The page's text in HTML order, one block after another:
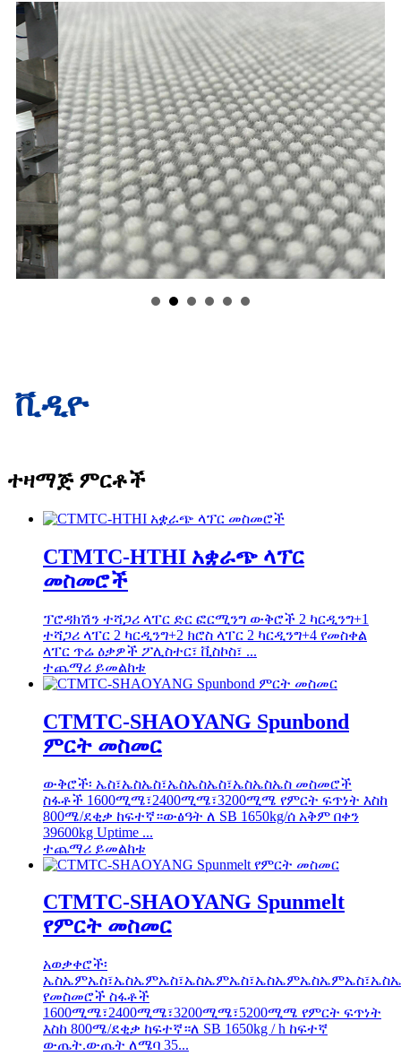
ቪዲዮ
ተዛማጅ ምርቶች
CTMTC-HTHI አቋራጭ ላፕር
መስመሮች
ፕሮዳክሽን ተሻጋሪ ላፐር ድር ፎርሚንግ ውቅሮች 2 ካርዲንግ+1
ተሻጋሪ ላፐር 2 ካርዲንግ+2 ክሮስ ላፐር 2 ካርዲንግ+4 የመስቀል
ላፐር ጥሬ ዕቃዎች ፖሊስተር፣ ቪስኮስ፣ ...
ተጨማሪ ይመልከቱ
CTMTC-SHAOYANG Spunbond
ምርት መስመር
ውቅሮች፡ ኤስ፣ኤስኤስ፣ኤስኤስኤስ፣ኤስኤስኤስ መስመሮች
ስፋቶች 1600ሚሜ፣2400ሚሜ፣3200ሚሜ የምርት ፍጥነት እስከ
800ሜ/ደቂቃ ከፍተኛ።ውፅዓት ለ SB 1650kg/ሰ አቅም በቀን
39600kg Uptime ...
ተጨማሪ ይመልከቱ
CTMTC-SHAOYANG Spunmelt
የምርት መስመር
አወቃቀሮች፡
የመስመሮች ስፋቶች
1600ሚሜ፣2400ሚሜ፣3200ሚሜ፣5200ሚሜ የምርት ፍጥነት
እስከ 800ሜ/ደቂቃ ከፍተኛ።ለ SB 1650kg / h ከፍተኛ
ውጤት.ውጤት ለሜባ 35...